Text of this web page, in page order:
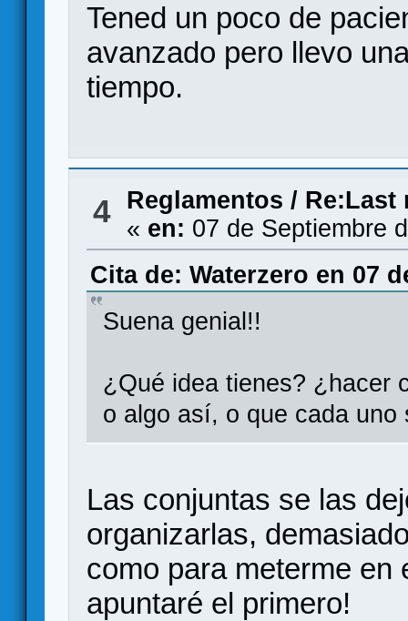
Tened un poco de
avanzado pero llevo
tiempo.
4 Reglamentos / Re:Last
« en: 07 de Septiembre
Cita de: Waterzero en 07
Suena genial!!
¿Qué idea tienes? ¿hacer
o algo así, o que cada
Las conjuntas se las
organizarlas,
como para meterme
apuntaré el primero!